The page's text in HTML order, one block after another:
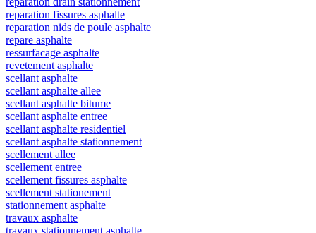
reparation fissures asphalte
reparation nids de poule asphalte
repare asphalte
ressurfacage asphalte
revetement asphalte
scellant asphalte
scellant asphalte allee
scellant asphalte bitume
scellant asphalte entree
scellant asphalte residentiel
scellant asphalte stationnement
scellement allee
scellement entree
scellement fissures asphalte
scellement stationement
stationnement asphalte
travaux asphalte